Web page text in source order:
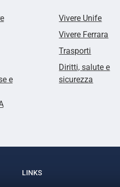
e
Vivere Unife
Vivere Ferrara
Trasporti
Diritti, salute e
sicurezza
LINKS